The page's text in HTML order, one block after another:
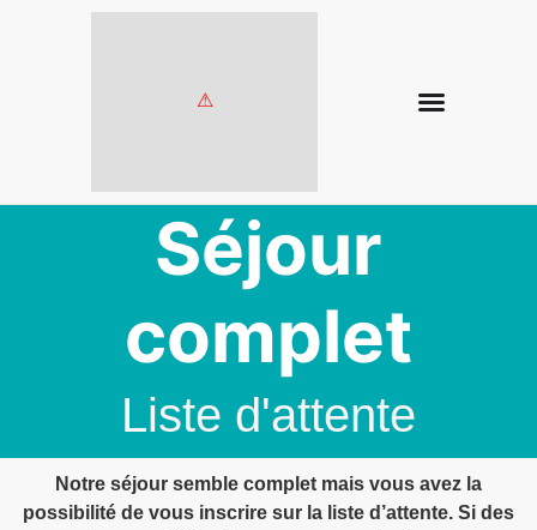
Séjour
complet
Liste d'attente
Notre séjour semble complet mais vous avez la
possibilité de vous inscrire sur la liste d’attente. Si des